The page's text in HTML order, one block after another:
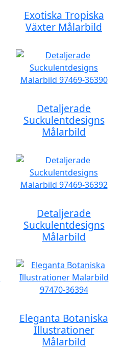
Exotiska Tropiska
Växter Målarbild
Detaljerade
Suckulentdesigns
Målarbild
Detaljerade
Suckulentdesigns
Målarbild
Eleganta Botaniska
Illustrationer
Målarbild